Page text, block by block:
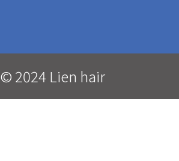
© 2024 Lien hair